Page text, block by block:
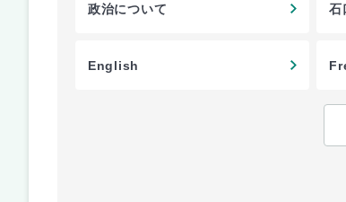
政治について 石
English